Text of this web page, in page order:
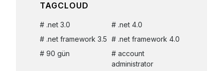
TAGCLOUD
.net 3.0
.net 4.0
.net framework 3.5
.net framework 4.0
90 gün
account
administrator